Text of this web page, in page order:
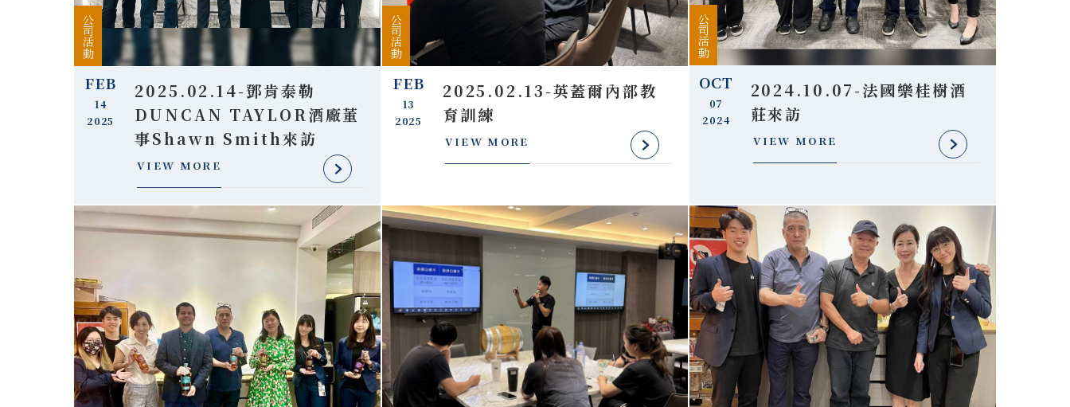
公司活動
FEB
14
2025
2025.02.14-鄧肯泰勒
DUNCAN TAYLOR酒廠董
事Shawn Smith來訪
VIEW MORE
公司活動
FEB
13
2025
2025.02.13-英蓋爾內部教
育訓練
VIEW MORE
公司活動
OCT
07
2024
2024.10.07-法國樂桂樹酒
莊來訪
VIEW MORE